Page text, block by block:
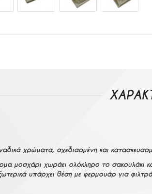
χρώματα, σχεδιασμένη και
μοσχάρι χωράει ολόκληρο το σακουλάκι
υπάρχει θέση με φερμουάρ για